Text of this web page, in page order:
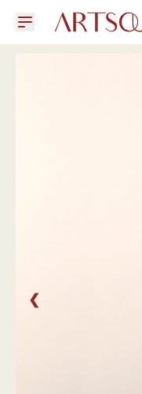
❮